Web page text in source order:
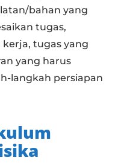
bahan yang
tugas,
tugas yang
yang harus
langkah persiapan